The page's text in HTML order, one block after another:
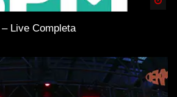
Live Completa